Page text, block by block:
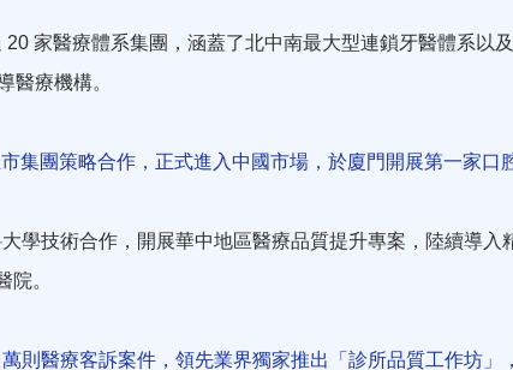
20 家醫療體系集團，涵蓋了北中南最大型連鎖牙醫體系以
醫療機構。
集團策略合作，正式進入中國市場，於廈門開展第一家口
學技術合作，開展華中地區醫療品質提升專案，陸續導入
院。
萬則醫療客訴案件，領先業界獨家推出「診所品質工作坊」